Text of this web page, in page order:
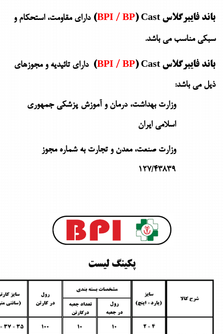
باند فایبرگلاس BPI / BP) Cast)
دارای مقاومت، استحکام و
سبکی مناسب می باشد.
باند فایبرگلاس BPI / BP) Cast)
دارای تائیدیه و مجوزهای
ذیل می باشد:
وزارت بهداشت، درمان و آموزش پزشکی جمهوری
اسلامی ایران
وزارت صنعت، معدن و تجارت به شماره مجوز
127/43839
پکینگ لیست